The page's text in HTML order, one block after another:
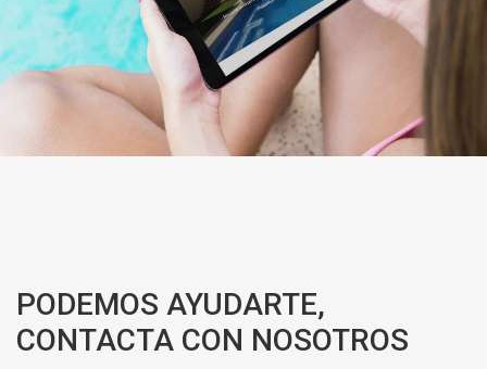
PODEMOS AYUDARTE,
CONTACTA CON NOSOTROS